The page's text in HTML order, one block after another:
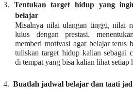
3. Tentukan target hidup yang
belajar
Misalnya nilai ulangan tinggi, nilai
lulus dengan prestasi.
memberi motivasi agar belajar terus
tuliskan target hidup kalian sebagai
di tempat yang bisa kalian lihat setiap
4.Buatlah jadwal belajar dan taati